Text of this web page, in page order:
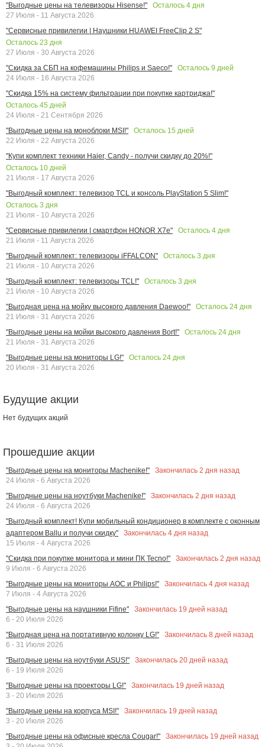
"Выгодные цены на телевизоры Hisense!"
Осталось 4 дня
27 Июля - 11 Августа 2026
"Сервисные привилегии | Наушники HUAWEI FreeClip 2 S"
Осталось 23 дня
27 Июля - 30 Августа 2026
"Скидка за СБП на кофемашины Philips и Saeco!"
Осталось 9 дней
24 Июля - 16 Августа 2026
"Скидка 15% на систему фильтрации при покупке картриджа!"
Осталось 45 дней
24 Июля - 21 Сентября 2026
"Выгодные цены на моноблоки MSI!"
Осталось 15 дней
22 Июля - 22 Августа 2026
"Купи комплект техники Haier, Candy - получи скидку до 20%!"
Осталось 10 дней
21 Июля - 17 Августа 2026
"Выгодный комплект: телевизор TCL и консоль PlayStation 5 Slim!"
Осталось 3 дня
21 Июля - 10 Августа 2026
"Сервисные привилегии | смартфон HONOR X7e"
Осталось 4 дня
21 Июля - 11 Августа 2026
"Выгодный комплект: телевизоры iFFALCON"
Осталось 3 дня
21 Июля - 10 Августа 2026
"Выгодный комплект: телевизоры TCL!"
Осталось 3 дня
21 Июля - 10 Августа 2026
"Выгодная цена на мойку высокого давления Daewoo!"
Осталось 24 дня
21 Июля - 31 Августа 2026
"Выгодные цены на мойки высокого давления Bort!"
Осталось 24 дня
21 Июля - 31 Августа 2026
"Выгодные цены на мониторы LG!"
Осталось 24 дня
20 Июля - 31 Августа 2026
Будущие акции
Нет будущих акций
Прошедшие акции
"Выгодные цены на мониторы Machenike!" Закончилась 2 дня назад
24 Июля - 6 Августа 2026
"Выгодные цены на ноутбуки Machenike!"
Закончилась 2 дня назад
24 Июля - 6 Августа 2026
"Выгодный комплект! Купи мобильный кондиционер в комплекте с оконным
адаптером Ballu и получи скидку"
Закончилась 4 дня назад
15 Июля - 4 Августа 2026
"Скидка при покупке монитора и мини ПК Tecno!"
Закончилась 2 дня назад
9 Июля - 6 Августа 2026
"Выгодные цены на мониторы AOC и Philips!"
Закончилась 4 дня назад
7 Июля - 4 Августа 2026
"Выгодные цены на наушники Fifine"
Закончилась 19 дней назад
6 - 20 Июля 2026
"Выгодная цена на портативную колонку LG!"
Закончилась 8 дней назад
6 - 31 Июля 2026
"Выгодные цены на ноутбуки ASUS!"
Закончилась 20 дней назад
6 - 19 Июля 2026
"Выгодные цены на проекторы LG!"
Закончилась 19 дней назад
3 - 20 Июля 2026
"Выгодные цены на корпуса MSI!"
Закончилась 19 дней назад
3 - 20 Июля 2026
"Выгодные цены на офисные кресла Cougar!"
Закончилась 19 дней назад